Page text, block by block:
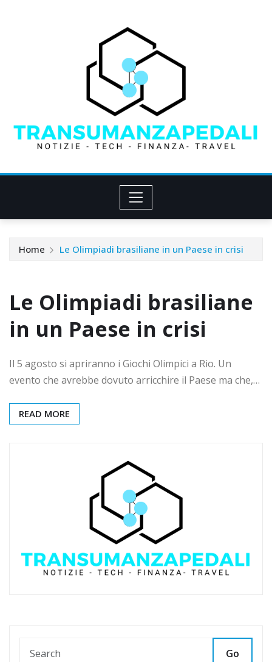
Home Le Olimpiadi brasiliane in un Paese in crisi
Le Olimpiadi brasiliane
in un Paese in crisi
Il 5 agosto si apriranno i Giochi Olimpici a Rio. Un
evento che avrebbe dovuto arricchire il Paese ma che,…
READ MORE
Go